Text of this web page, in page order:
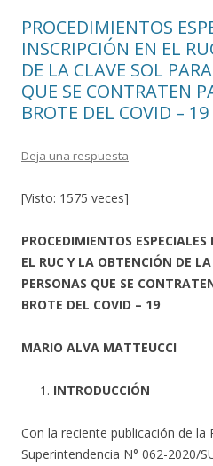
PROCEDIMIENTOS
INSCRIPCIÓN EN EL
DE LA CLAVE SOL
QUE SE CONTRATEN
BROTE DEL COVID – 19
Deja una respuesta
[Visto: 1575 veces]
PROCEDIMIENTOS
EL RUC Y LA OBTENCIÓN DE
PERSONAS QUE SE
BROTE DEL COVID – 19
MARIO ALVA MATTEUCCI
INTRODUCCIÓN
Con la reciente publicación de la
Superintendencia N° 062-2020/